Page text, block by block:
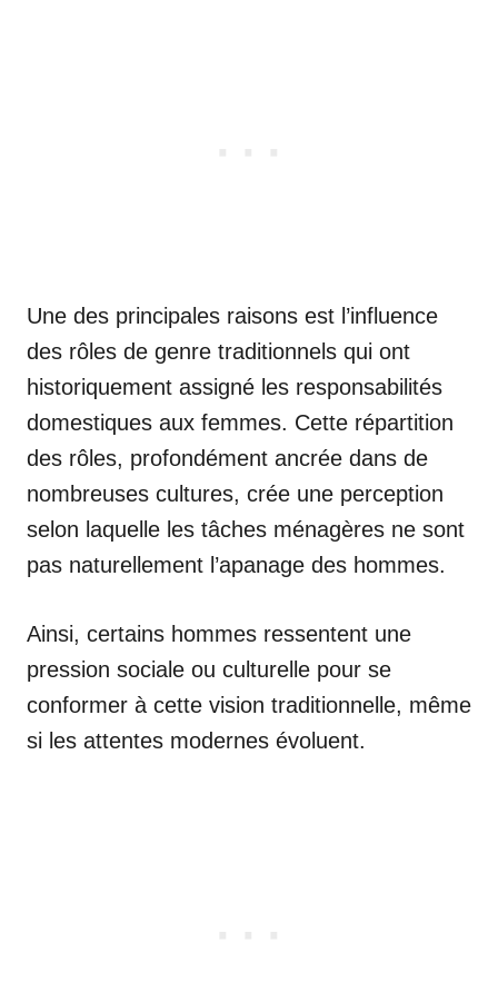
Une des principales raisons est l’influence
des rôles de genre traditionnels qui ont
historiquement assigné les responsabilités
domestiques aux femmes. Cette répartition
des rôles, profondément ancrée dans de
nombreuses cultures, crée une perception
selon laquelle les tâches ménagères ne sont
pas naturellement l’apanage des hommes.
Ainsi, certains hommes ressentent une
pression sociale ou culturelle pour se
conformer à cette vision traditionnelle, même
si les attentes modernes évoluent.